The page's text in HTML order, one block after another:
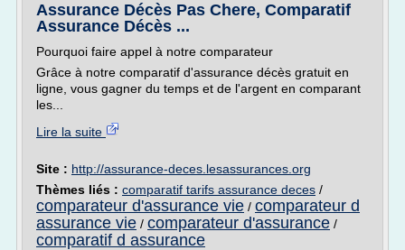
Assurance Décès Pas Chere, Comparatif
Assurance Décès ...
Pourquoi faire appel à notre comparateur
Grâce à notre comparatif d'assurance décès gratuit en
ligne, vous gagner du temps et de l'argent en comparant
les...
Lire la suite
Site : http://assurance-deces.lesassurances.org
Thèmes liés : comparatif tarifs assurance deces /
comparateur d'assurance vie / comparateur d
assurance vie / comparateur d'assurance /
comparatif d assurance